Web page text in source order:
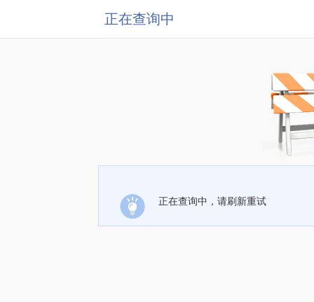
正在查询中
正在查询中，请刷新重试